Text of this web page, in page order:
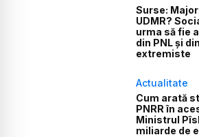
Surse:
UDMR?
urma să fie
din PNL și
extremiste
Actualitate
Cum arată
PNRR în
Ministrul
miliarde de